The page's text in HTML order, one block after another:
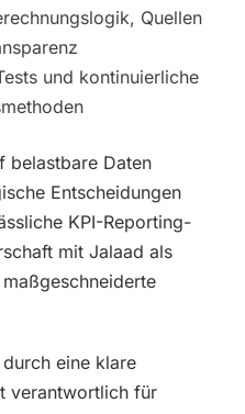
Quellen
und kontinuierliche
belastbare Daten
Entscheidungen
KPI-Reporting-
mit Jalaad als
eine klare
verantwortlich für